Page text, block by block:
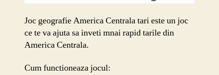
Joc geografie America Centrala tari este un joc
ce te va ajuta sa inveti mnai rapid tarile din
America Centrala.
Cum functioneaza jocul: